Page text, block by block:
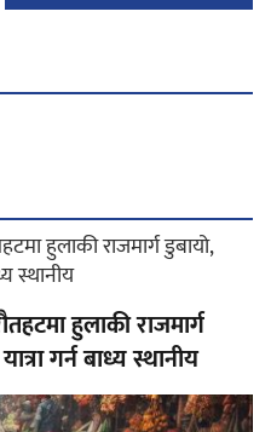
हुलाकी राजमार्ग
गर्न बाध्य स्थानीय